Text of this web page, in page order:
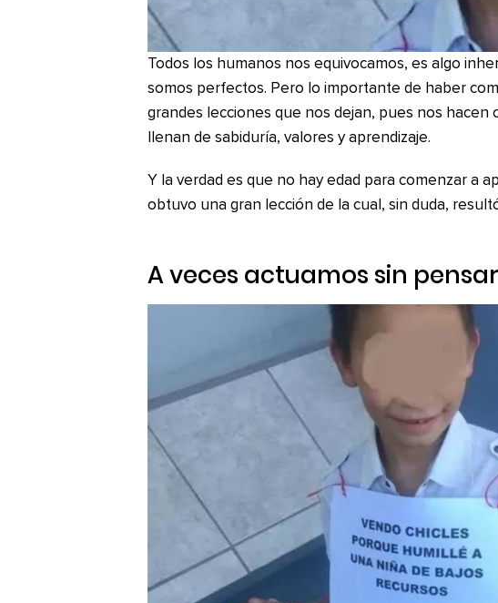
Todos los humanos nos equivocamos, es algo
somos perfectos. Pero lo importante de haber
grandes lecciones que nos dejan, pues nos hacen
llenan de sabiduría, valores y aprendizaje.
Y la verdad es que no hay edad para comenzar a
obtuvo una gran lección de la cual, sin duda,
A veces actuamos sin pensar